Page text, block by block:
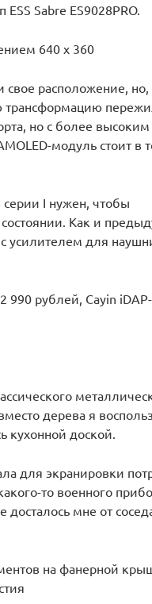
Sabre ES9028PRO.
640 х 360
расположение, но,
трансформацию
но с более высоким
модуль стоит в
I нужен, чтобы
Как и
усилителем для
990 рублей, Cayin
дерева я
кухонной доской.
для экранировки
то военного
мне от
на фанерной